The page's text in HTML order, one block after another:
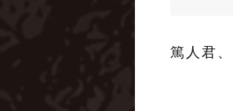
篤人君